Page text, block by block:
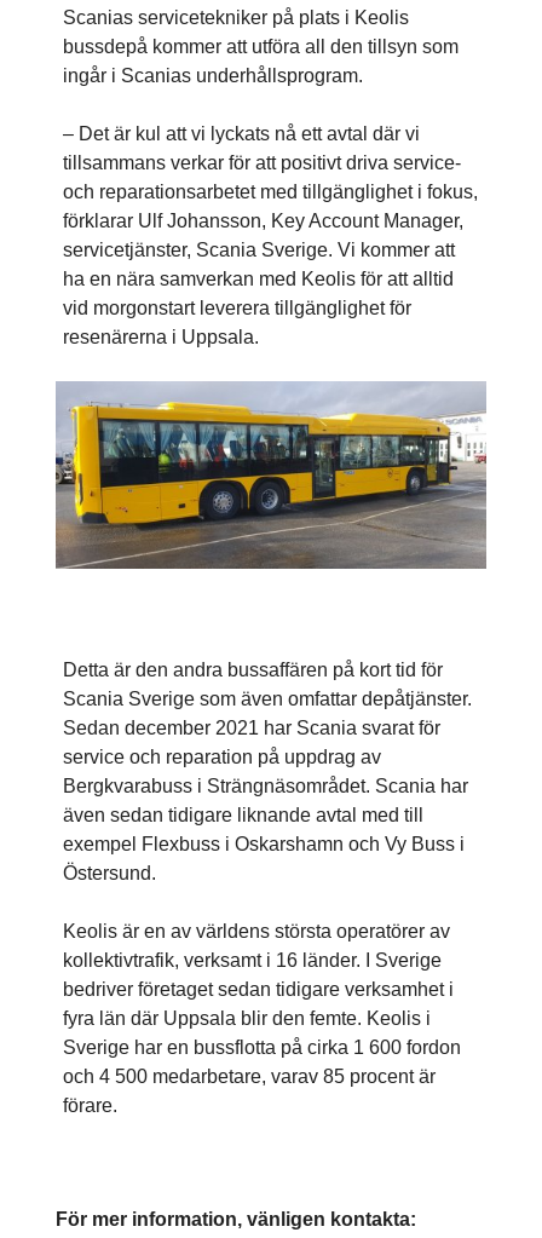
Scanias servicetekniker på plats i Keolis
bussdepå kommer att utföra all den tillsyn som
ingår i Scanias underhållsprogram.
­– Det är kul att vi lyckats nå ett avtal där vi
tillsammans verkar för att positivt driva service-
och reparationsarbetet med tillgänglighet i fokus,
förklarar Ulf Johansson, Key Account Manager,
servicetjänster, Scania Sverige. Vi kommer att
ha en nära samverkan med Keolis för att alltid
vid morgonstart leverera tillgänglighet för
resenärerna i Uppsala.
Detta är den andra bussaffären på kort tid för
Scania Sverige som även omfattar depåtjänster.
Sedan december 2021 har Scania svarat för
service och reparation på uppdrag av
Bergkvarabuss i Strängnäsområdet. Scania har
även sedan tidigare liknande avtal med till
exempel Flexbuss i Oskarshamn och Vy Buss i
Östersund.
Keolis är en av världens största operatörer av
kollektivtrafik, verksamt i 16 länder. I Sverige
bedriver företaget sedan tidigare verksamhet i
fyra län där Uppsala blir den femte. Keolis i
Sverige har en bussflotta på cirka 1 600 fordon
och 4 500 medarbetare, varav 85 procent är
förare.
För mer information, vänligen kontakta: